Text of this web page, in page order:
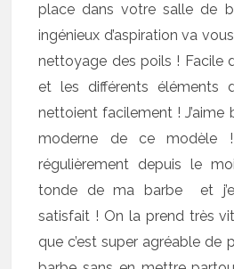
place dans votre salle de
ingénieux d’aspiration va
nettoyage des poils ! Facile
et les différents éléments
nettoient facilement ! J’aime
moderne de ce modèle !
régulièrement depuis le
tonde de ma barbe et
satisfait ! On la prend très
que c’est super agréable de